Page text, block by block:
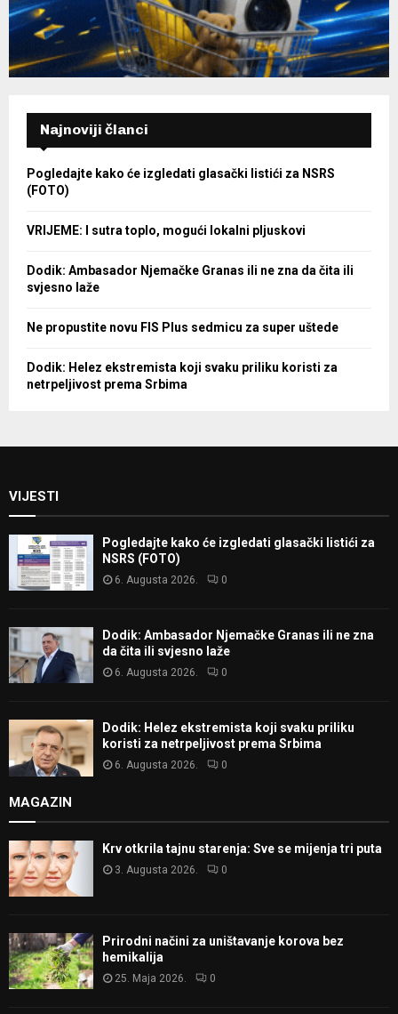
Najnoviji članci
Pogledajte kako će izgledati glasački listići za NSRS
(FOTO)
VRIJEME: I sutra toplo, mogući lokalni pljuskovi
Dodik: Ambasador Njemačke Granas ili ne zna da čita ili
svjesno laže
Ne propustite novu FIS Plus sedmicu za super uštede
Dodik: Helez ekstremista koji svaku priliku koristi za
netrpeljivost prema Srbima
VIJESTI
Pogledajte kako će izgledati glasački listići za
NSRS (FOTO)
6. Augusta 2026. 0
Dodik: Ambasador Njemačke Granas ili ne zna
da čita ili svjesno laže
6. Augusta 2026. 0
Dodik: Helez ekstremista koji svaku priliku
koristi za netrpeljivost prema Srbima
6. Augusta 2026. 0
MAGAZIN
Krv otkrila tajnu starenja: Sve se mijenja tri puta
3. Augusta 2026. 0
Prirodni načini za uništavanje korova bez
hemikalija
25. Maja 2026. 0